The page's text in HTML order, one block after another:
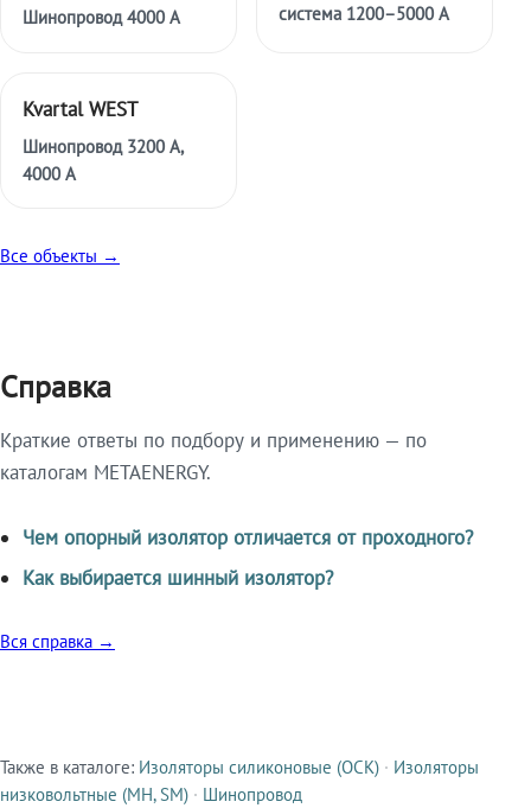
Шинопровод 4000 А
система 1200–5000 А
Kvartal WEST
Шинопровод 3200 А,
4000 А
Все объекты →
Справка
Краткие ответы по подбору и применению — по
каталогам METAENERGY.
Чем опорный изолятор отличается от проходного?
Как выбирается шинный изолятор?
Вся справка →
Смежные продукты
Также в каталоге: Изоляторы силиконовые (ОСК) · Изоляторы
низковольтные (МН, SM) · Шинопровод